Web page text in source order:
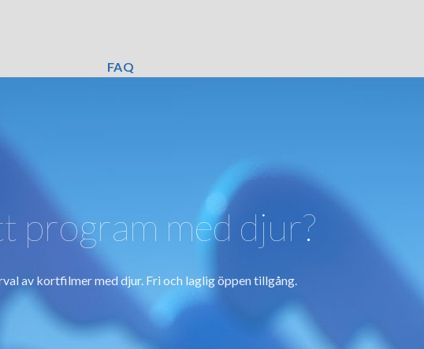
FAQ
program med djur?
av kortfilmer med djur. Fri och laglig öppen tillgång.